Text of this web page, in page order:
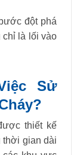
đột phá
chỉ là lối vào
Sử
thiết kế
thời gian dài